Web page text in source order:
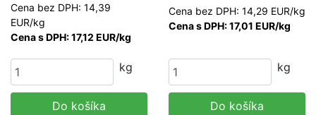
Cena bez DPH: 14,39
EUR/kg
Cena s DPH: 17,12 EUR/kg
kg
Do košíka
Cena bez DPH: 14,29 EUR/kg
Cena s DPH: 17,01 EUR/kg
kg
Do košíka